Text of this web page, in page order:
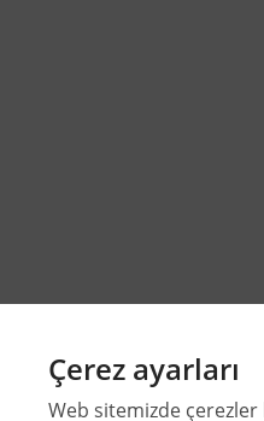
Çerez ayarları
Web sitemizde çerezler